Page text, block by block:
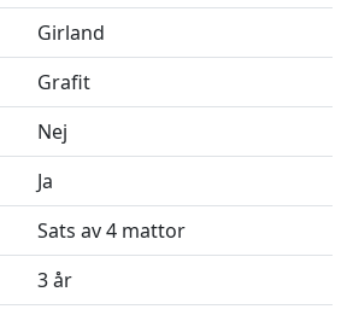
Girland
Grafit
Nej
Ja
Sats av 4 mattor
3 år